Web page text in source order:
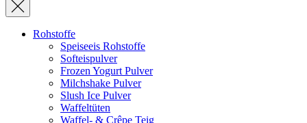
Rohstoffe
Speiseeis Rohstoffe
Softeispulver
Frozen Yogurt Pulver
Milchshake Pulver
Slush Ice Pulver
Waffeltüten
Waffel- & Crêpe Teig